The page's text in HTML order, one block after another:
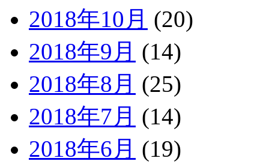
2018年10月 (20)
2018年9月 (14)
2018年8月 (25)
2018年7月 (14)
2018年6月 (19)